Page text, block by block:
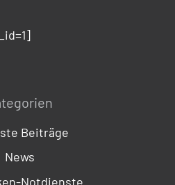
Beiträge
News
Notdienste